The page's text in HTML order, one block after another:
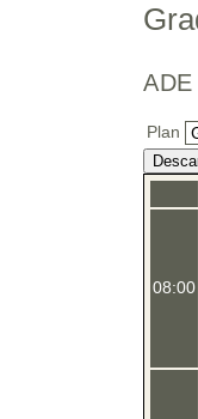
Plan
08:00